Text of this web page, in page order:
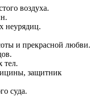
воздуха.
неурядиц.
и прекрасной любви.
тел.
защитник
суда.